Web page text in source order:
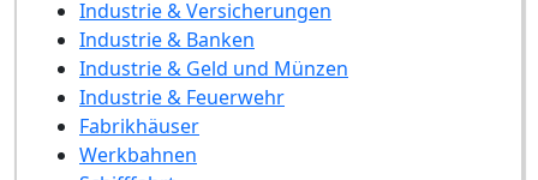
Industrie & Versicherungen
Industrie & Banken
Industrie & Geld und Münzen
Industrie & Feuerwehr
Fabrikhäuser
Werkbahnen